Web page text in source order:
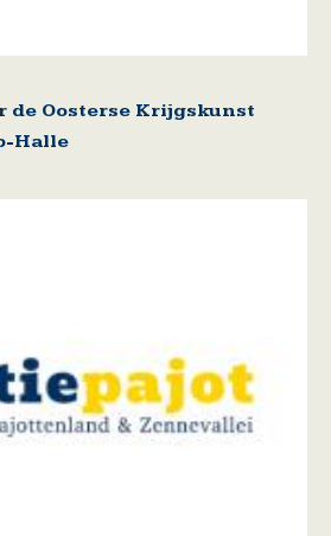
de Oosterse Krijgskunst
Halle